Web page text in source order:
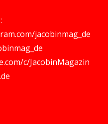
jacobinmag_de
c/JacobinMagazin